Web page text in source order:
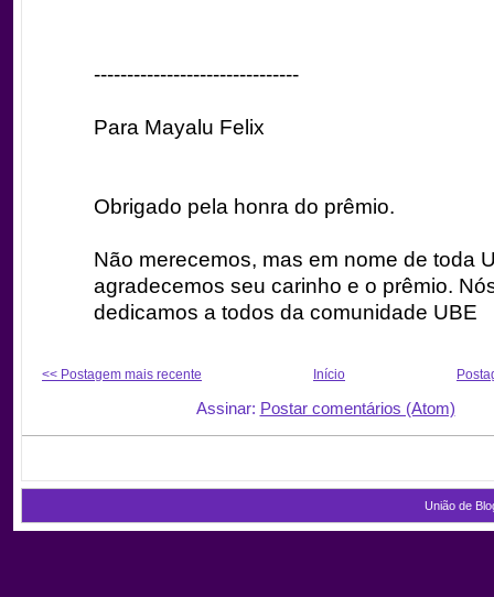
-------------------------------
Para Mayalu Felix
Obrigado pela honra do prêmio.
Não merecemos, mas em nome de toda
agradecemos seu carinho e o prêmio.
dedicamos a todos da comunidade UBE
<< Postagem mais recente Início
Assinar: Postar comentários (Atom)
União de